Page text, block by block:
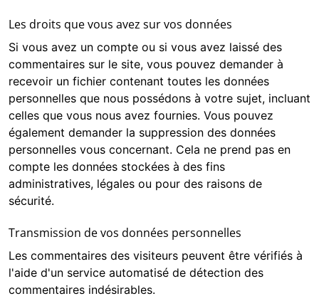
Les droits que vous avez sur vos données
Si vous avez un compte ou si vous avez laissé des
commentaires sur le site, vous pouvez demander à
recevoir un fichier contenant toutes les données
personnelles que nous possédons à votre sujet, incluant
celles que vous nous avez fournies. Vous pouvez
également demander la suppression des données
personnelles vous concernant. Cela ne prend pas en
compte les données stockées à des fins
administratives, légales ou pour des raisons de
sécurité.
Transmission de vos données personnelles
Les commentaires des visiteurs peuvent être vérifiés à
l'aide d'un service automatisé de détection des
commentaires indésirables.